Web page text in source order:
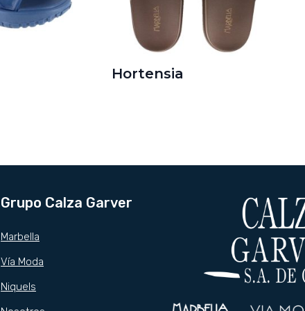
Hortensia
Grupo Calza Garver
Marbella
Vía Moda
Niquels